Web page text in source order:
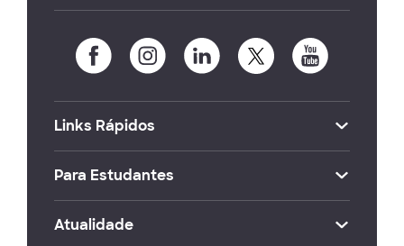
Links Rápidos
Para Estudantes
Atualidade